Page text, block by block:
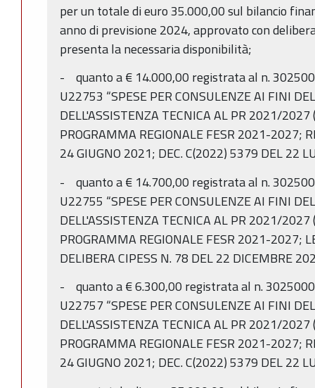
per un totale di euro 35.000,00 sul bilancio
anno di previsione 2024, approvato con
presenta la necessaria disponibilità;
- quanto a € 14.000,00 registrata al n.
U22753 “SPESE PER CONSULENZE AI FINI
DELL'ASSISTENZA TECNICA AL PR 2021/2027
PROGRAMMA REGIONALE FESR 2021-2027;
24 GIUGNO 2021; DEC. C(2022) 5379 DEL 22
- quanto a € 14.700,00 registrata al n.
U22755 “SPESE PER CONSULENZE AI FINI
DELL'ASSISTENZA TECNICA AL PR 2021/2027
PROGRAMMA REGIONALE FESR 2021-2027;
DELIBERA CIPESS N. 78 DEL 22 DICEMBRE
- quanto a € 6.300,00 registrata al n.
U22757 “SPESE PER CONSULENZE AI FINI
DELL'ASSISTENZA TECNICA AL PR 2021/2027
PROGRAMMA REGIONALE FESR 2021-2027;
24 GIUGNO 2021; DEC. C(2022) 5379 DEL 22